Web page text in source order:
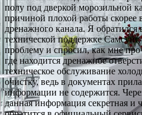
полу под дверкой морозильной
причиной плохой работы скорее
дренажного канала. Я
технической поддержке
проблему и спросил, как мне
где находится дренажное
техническое обслуживание
очистку, ведь в документах
информации не содержится.
данная информация секретная и